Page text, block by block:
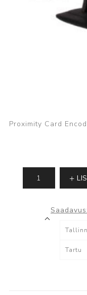
Proximity Card
Saadavus:
Tallinn
Tartu